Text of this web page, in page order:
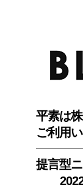
平素は
ご利用
提言型